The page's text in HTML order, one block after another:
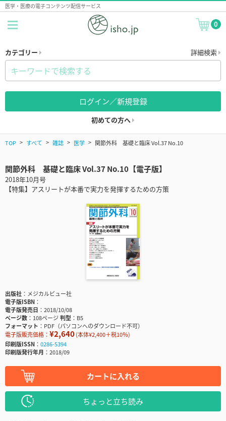
医学・医療の電子コンテンツ配信サービス
0
カテゴリー 詳細検索
ログイン／新規登録
初めての方へ
TOP すべて 雑誌 医学 関節外科 基礎と臨床 Vol.37 No.10
関節外科 基礎と臨床 Vol.37 No.10【電子版】
2018年10月号
【特集】アスリートが本番で実力を発揮するための方策
出版社
メジカルビュー社
電子版ISBN
電子版発売日
2018/10/08
ページ数
108ページ判型
B5
フォーマット
PDF（パソコンへのダウンロード不可）
電子版販売価格： ¥2,640(本体¥2,400＋税10％)
印刷版ISSN
0286-5394
印刷版発行年月
2018/09
カートに入れる
ちょっと立ち読み